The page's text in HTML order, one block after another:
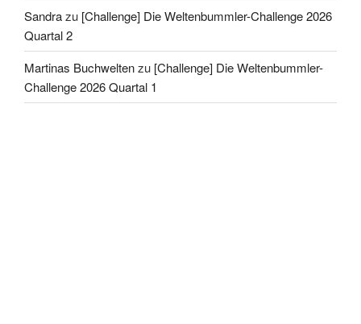
Sandrazu [Challenge] Die Weltenbummler-Challenge 2026
Quartal 2
Martinas Buchweltenzu [Challenge] Die Weltenbummler-
Challenge 2026 Quartal 1